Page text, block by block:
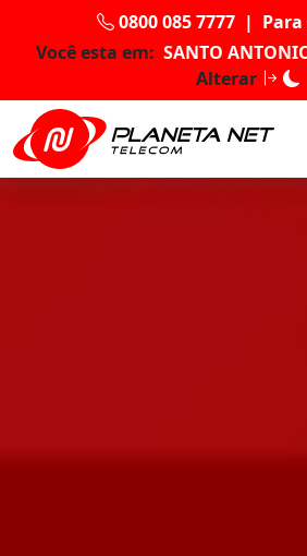
0800 085 7777 |
Você esta em: SANTO
Alterar